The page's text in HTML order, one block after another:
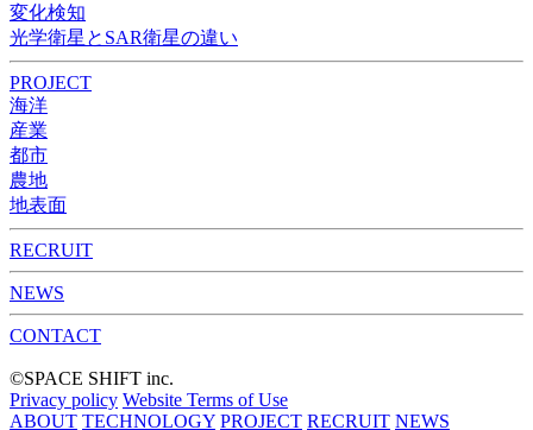
変化検知​
光学衛星とSAR衛星の違い
PROJECT
海洋
産業
都市​
農地
地表面
RECRUIT
NEWS
CONTACT
©︎SPACE SHIFT inc.
Privacy policy Website Terms of Use
ABOUT TECHNOLOGY PROJECT RECRUIT NEWS